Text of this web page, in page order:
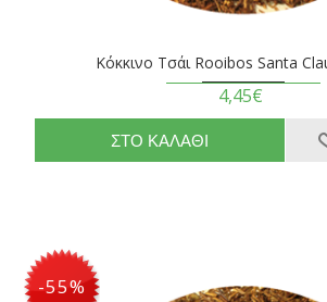
Κόκκινο Τσάι Rooibos Santa
4,45€
-55%